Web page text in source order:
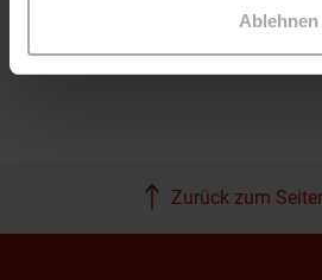
Ablehnen
Teilnehmer ausgestellt werden.
Zurück zum